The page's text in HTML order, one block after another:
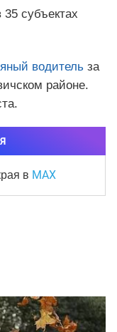
35 субъектах
водитель за
районе.
в MAX